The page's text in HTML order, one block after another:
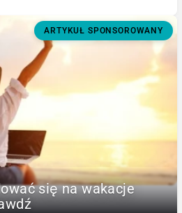
ARTYKUŁ SPONSOROWANY
się na wakacje